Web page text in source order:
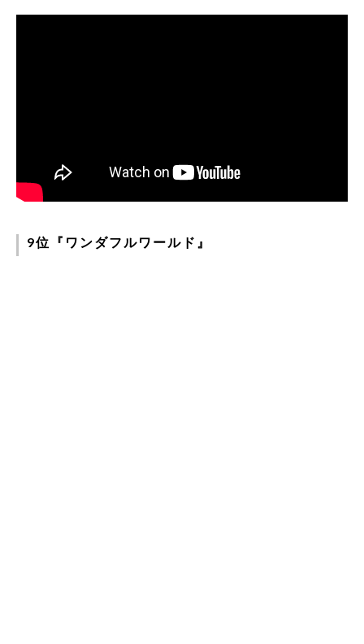
9位『ワンダフルワールド』